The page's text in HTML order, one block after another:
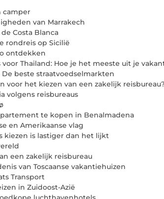
camper
van Marrakech
Costa Blanca
rondreis op Sicilië
ontdekken
Thailand: Hoe je het meeste uit je
beste straatvoedselmarkten
voor het kiezen van een zakelijk reisbureau?
volgens reisbureaus
te kopen in Benalmadena
en Amerikaanse vlag
kiezen is lastiger dan het lijkt
een zakelijk reisbureau
van Toscaanse vakantiehuizen
Transport
in Zuidoost-Azië